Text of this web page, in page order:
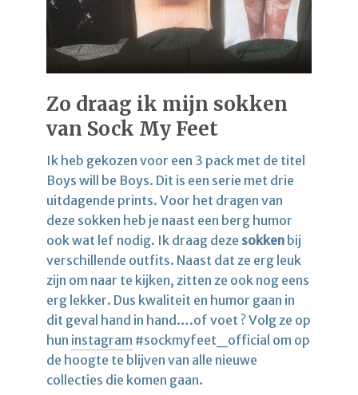
Zo draag ik mijn sokken
van Sock My Feet
Ik heb gekozen voor een 3 pack met de titel
Boys will be Boys. Dit is een serie met drie
uitdagende prints. Voor het dragen van
deze sokken heb je naast een berg humor
ook wat lef nodig. Ik draag deze sokken bij
verschillende outfits. Naast dat ze erg leuk
zijn om naar te kijken, zitten ze ook nog eens
erg lekker. Dus kwaliteit en humor gaan in
dit geval hand in hand….of voet ? Volg ze op
hun instagram #sockmyfeet_official om op
de hoogte te blijven van alle nieuwe
collecties die komen gaan.